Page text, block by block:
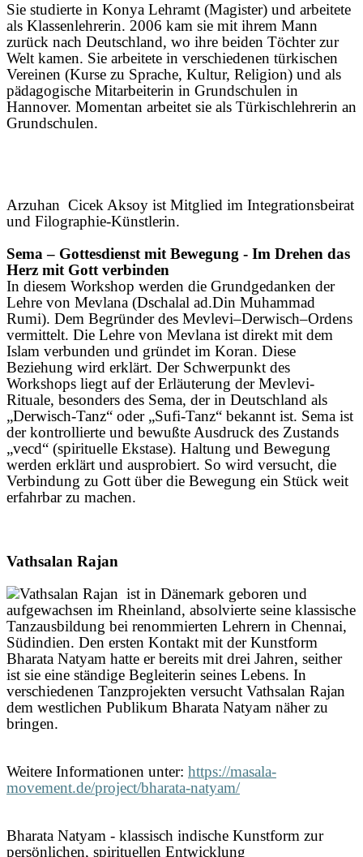
Sie studierte in Konya Lehramt (Magister) und arbeitete
als Klassenlehrerin. 2006 kam sie mit ihrem Mann
zurück nach Deutschland, wo ihre beiden Töchter zur
Welt kamen. Sie arbeitete in verschiedenen türkischen
Vereinen (Kurse zu Sprache, Kultur, Religion) und als
pädagogische Mitarbeiterin in Grundschulen in
Hannover. Momentan arbeitet sie als Türkischlehrerin an
Grundschulen.
Arzuhan Cicek Aksoy ist Mitglied im Integrationsbeirat
und Filographie-Künstlerin.
Sema – Gottesdienst mit Bewegung - Im Drehen das
Herz mit Gott verbinden
In diesem Workshop werden die Grundgedanken der
Lehre von Mevlana (Dschalal ad.Din Muhammad
Rumi). Dem Begründer des Mevlevi–Derwisch–Ordens
vermittelt. Die Lehre von Mevlana ist direkt mit dem
Islam verbunden und gründet im Koran. Diese
Beziehung wird erklärt. Der Schwerpunkt des
Workshops liegt auf der Erläuterung der Mevlevi-
Rituale, besonders des Sema, der in Deutschland als
„Derwisch-Tanz“ oder „Sufi-Tanz“ bekannt ist. Sema ist
der kontrollierte und bewußte Ausdruck des Zustands
„vecd“ (spirituelle Ekstase). Haltung und Bewegung
werden erklärt und ausprobiert. So wird versucht, die
Verbindung zu Gott über die Bewegung ein Stück weit
erfahrbar zu machen.
Vathsalan Rajan
ist in Dänemark geboren und
aufgewachsen im Rheinland, absolvierte seine klassische
Tanzausbildung bei renommierten Lehrern in Chennai,
Südindien. Den ersten Kontakt mit der Kunstform
Bharata Natyam hatte er bereits mit drei Jahren, seither
ist sie eine ständige Begleiterin seines Lebens. In
verschiedenen Tanzprojekten versucht Vathsalan Rajan
dem westlichen Publikum Bharata Natyam näher zu
bringen.
Weitere Informationen unter: https://masala-
movement.de/project/bharata-natyam/
Bharata Natyam - klassisch indische Kunstform zur
persönlichen, spirituellen Entwicklung